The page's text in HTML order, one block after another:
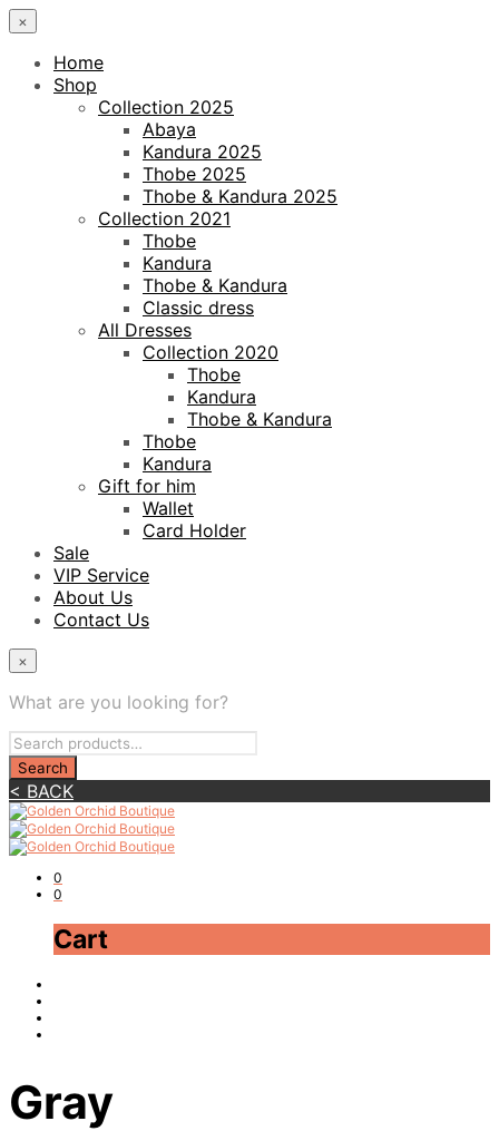
×
Home
Shop
Collection 2025
Abaya
Kandura 2025
Thobe 2025
Thobe & Kandura 2025
Collection 2021
Thobe
Kandura
Thobe & Kandura
Classic dress
All Dresses
Collection 2020
Thobe
Kandura
Thobe & Kandura
Thobe
Kandura
Gift for him
Wallet
Card Holder
Sale
VIP Service
About Us
Contact Us
×
What are you looking for?
< BACK
0
0
Cart
Gray